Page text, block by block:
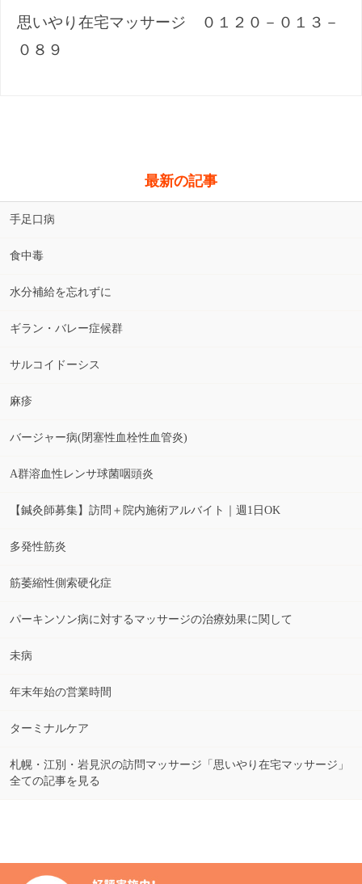
思いやり在宅マッサージ ０１２０－０１３－
０８９
最新の記事
手足口病
食中毒
水分補給を忘れずに
ギラン・バレー症候群
サルコイドーシス
麻疹
バージャー病(閉塞性血栓性血管炎)
A群溶血性レンサ球菌咽頭炎
【鍼灸師募集】訪問＋院内施術アルバイト｜週1日OK
多発性筋炎
筋萎縮性側索硬化症
パーキンソン病に対するマッサージの治療効果に関して
未病
年末年始の営業時間
ターミナルケア
札幌・江別・岩見沢の訪問マッサージ「思いやり在宅マッサージ」
全ての記事を見る